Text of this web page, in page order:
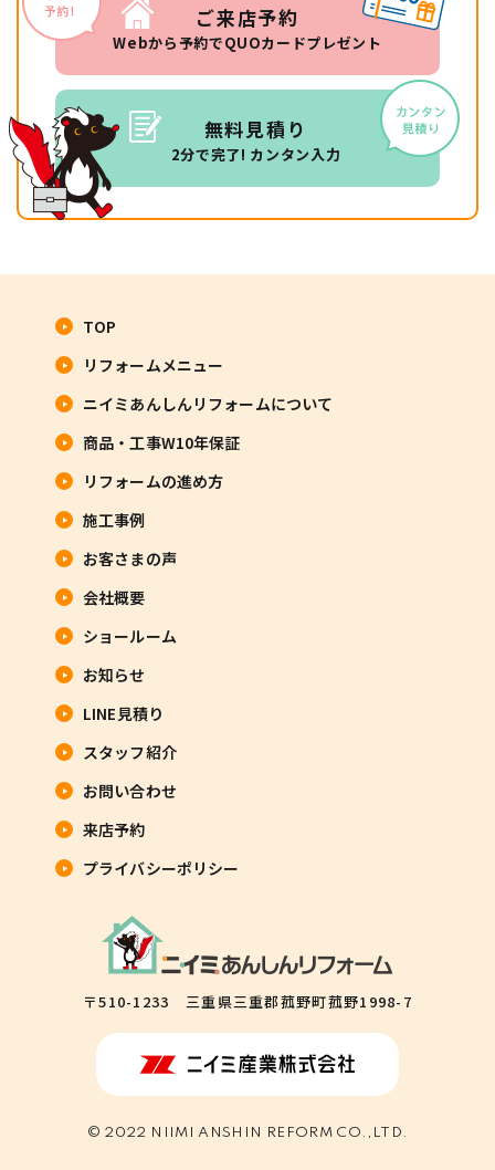
ご来店予約
Webから予約でQUOカードプレゼント
無料見積り
2分で完了! カンタン入力
TOP
リフォームメニュー
ニイミあんしんリフォームについて
商品・工事W10年保証
リフォームの進め方
施工事例
お客さまの声
会社概要
ショールーム
お知らせ
LINE見積り
スタッフ紹介
お問い合わせ
来店予約
プライバシーポリシー
〒510-1233 三重県三重郡菰野町菰野1998-7
© 2022 NIIMI ANSHIN REFORM CO.,LTD.